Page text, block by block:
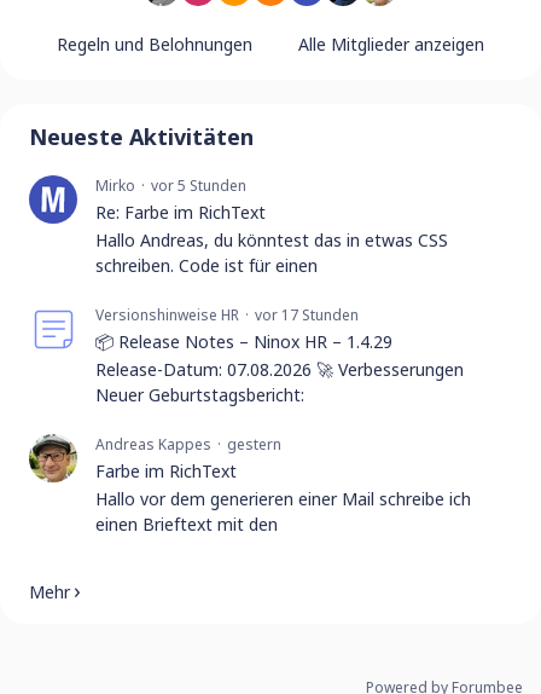
Regeln und Belohnungen Alle Mitglieder anzeigen
Neueste Aktivitäten
Mirko vor 5 Stunden
Re: Farbe im RichText
Hallo Andreas, du könntest das in etwas CSS
schreiben. Code ist für einen
Versionshinweise HR vor 17 Stunden
📦 Release Notes – Ninox HR – 1.4.29
Release-Datum: 07.08.2026 🚀 Verbesserungen
Neuer Geburtstagsbericht:
Andreas Kappes gestern
Farbe im RichText
Hallo vor dem generieren einer Mail schreibe ich
einen Brieftext mit den
Mehr
Powered by Forumbee